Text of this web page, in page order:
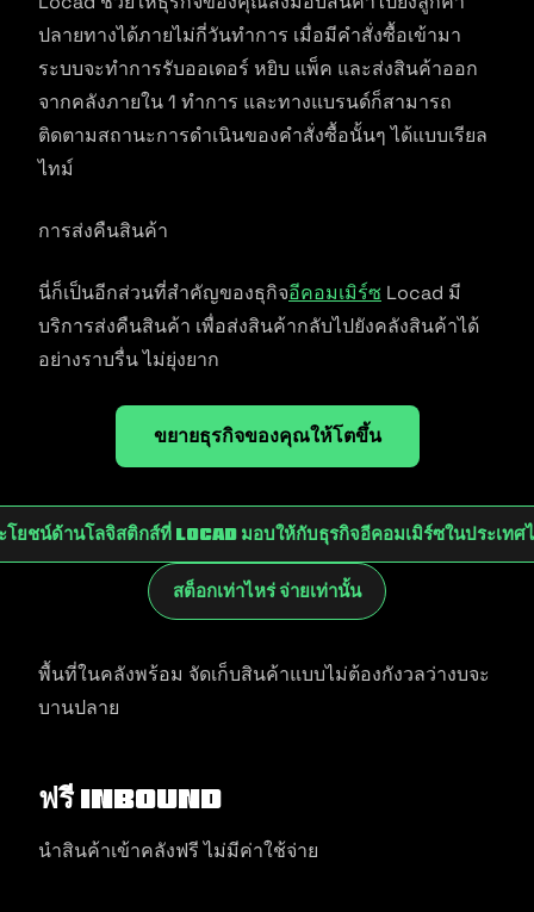
ปลายทางได้ภายไม่กี่วันทำการ เมื่อมีคำสั่งซื้อเข้ามา
ระบบจะทำการรับออเดอร์ หยิบ แพ็ค และส่งสินค้าออก
จากคลังภายใน 1 ทำการ และทางแบรนด์ก็สามารถ
ติดตามสถานะการดำเนินของคำสั่งซื้อนั้นๆ ได้แบบเรียล
ไทม์
การส่งคืนสินค้า
นี่ก็เป็นอีกส่วนที่สำคัญของธุกิจอีคอมเมิร์ซ Locad มี
บริการส่งคืนสินค้า เพื่อส่งสินค้ากลับไปยังคลังสินค้าได้
อย่างราบรื่น ไม่ยุ่งยาก
ขยายธุรกิจของคุณให้โตขึ้น
โยชน์ด้านโลจิสติกส์ที่ Locad มอบให้กับธุรกิจอีคอมเมิร์ซในประเทศ
สต็อกเท่าไหร่ จ่ายเท่านั้น
พื้นที่ในคลังพร้อม จัดเก็บสินค้าแบบไม่ต้องกังวลว่างบจะ
บานปลาย
ฟรี Inbound
นำสินค้าเข้าคลังฟรี ไม่มีค่าใช้จ่าย